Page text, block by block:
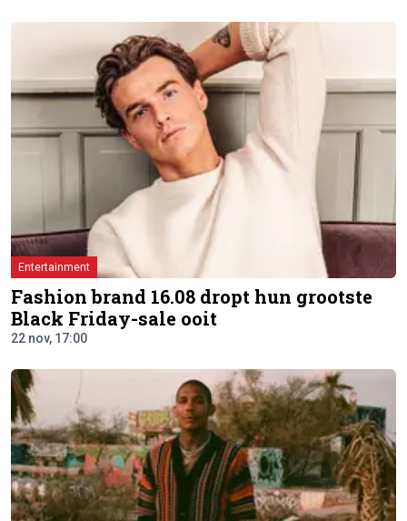
Entertainment
Fashion brand 16.08 dropt hun grootste
Black Friday-sale ooit
22 nov, 17:00